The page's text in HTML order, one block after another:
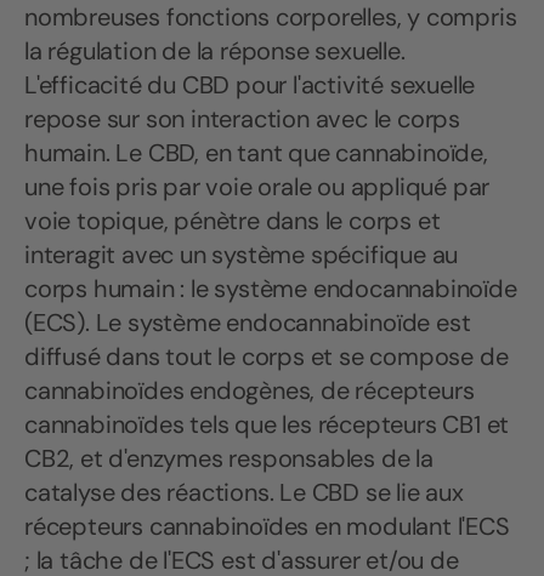
nombreuses fonctions corporelles, y compris
la régulation de la réponse sexuelle.
L'efficacité du CBD pour l'activité sexuelle
repose sur son interaction avec le corps
humain. Le CBD, en tant que cannabinoïde,
une fois pris par voie orale ou appliqué par
voie topique, pénètre dans le corps et
interagit avec un système spécifique au
corps humain : le système endocannabinoïde
(ECS). Le système endocannabinoïde est
diffusé dans tout le corps et se compose de
cannabinoïdes endogènes, de récepteurs
cannabinoïdes tels que les récepteurs CB1 et
CB2, et d'enzymes responsables de la
catalyse des réactions. Le CBD se lie aux
récepteurs cannabinoïdes en modulant l'ECS
; la tâche de l'ECS est d'assurer et/ou de